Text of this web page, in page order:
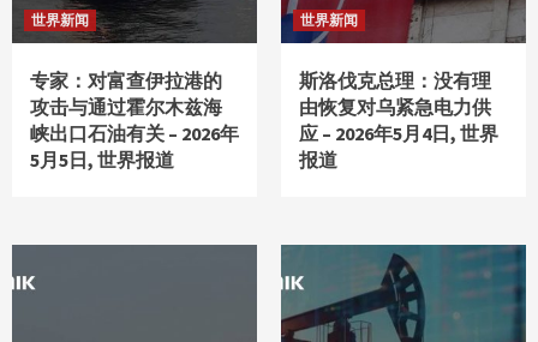
世界新闻
专家：对富查伊拉港的
攻击与通过霍尔木兹海
峡出口石油有关 – 2026年
5月5日, 世界报道
世界新闻
斯洛伐克总理：没有理
由恢复对乌紧急电力供
应 – 2026年5月4日, 世界
报道